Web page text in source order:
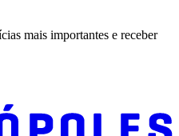
mais importantes e receber